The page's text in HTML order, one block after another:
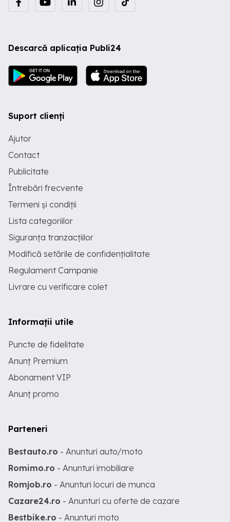
Descarcă aplicația Publi24
Suport clienți
Ajutor
Contact
Publicitate
Întrebări frecvente
Termeni și condiții
Lista categoriilor
Siguranța tranzacțiilor
Modifică setările de confidențialitate
Regulament Campanie
Livrare cu verificare colet
Informații utile
Puncte de fidelitate
Anunț Premium
Abonament VIP
Anunț promo
Parteneri
Bestauto.ro - Anunturi auto/moto
Romimo.ro - Anunturi imobiliare
Romjob.ro - Anunturi locuri de munca
Cazare24.ro - Anunturi cu oferte de cazare
Bestbike.ro - Anunturi moto